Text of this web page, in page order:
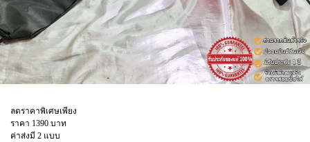
ลดราคาพิเศษเพียง
ราคา 1390 บาท
ค่าส่งมี 2 แบบ